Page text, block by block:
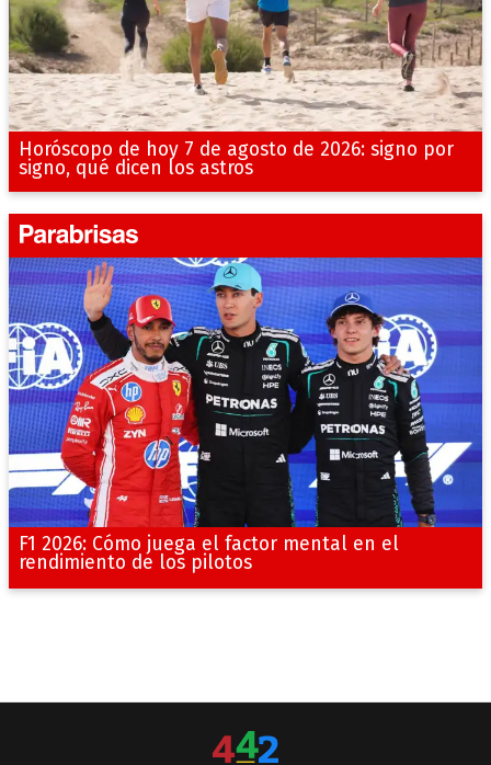
Horóscopo de hoy 7 de agosto de 2026: signo por
signo, qué dicen los astros
F1 2026: Cómo juega el factor mental en el
rendimiento de los pilotos